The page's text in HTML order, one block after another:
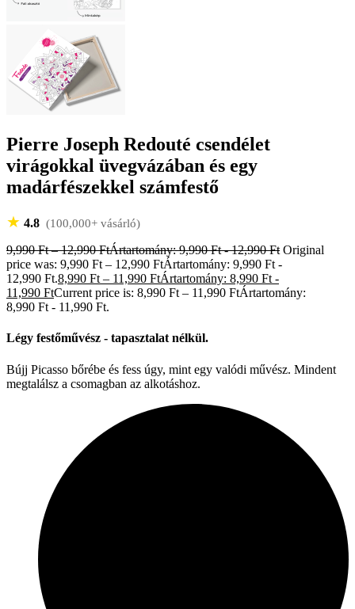
Pierre Joseph Redouté csendélet
virágokkal üvegvázában és egy
madárfészekkel számfestő
★ 4.8 (100,000+ vásárló)
9,990Ft – 12,990FtÁrtartomány: 9,990 Ft - 12,990 Ft Original
price was: 9,990 Ft – 12,990 FtÁrtartomány: 9,990 Ft -
12,990 Ft.8,990 Ft – 11,990 FtÁrtartomány: 8,990 Ft -
11,990 FtCurrent price is: 8,990 Ft – 11,990 FtÁrtartomány:
8,990 Ft - 11,990 Ft.
Légy festőművész - tapasztalat nélkül.
Bújj Picasso bőrébe és fess úgy, mint egy valódi művész. Mindent
megtalálsz a csomagban az alkotáshoz.